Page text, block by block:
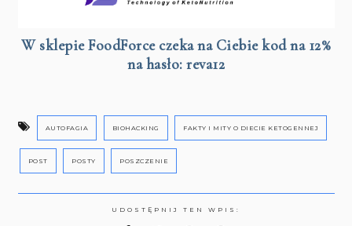
W sklepie FoodForce czeka na Ciebie kod na 12%
na hasło: reva12
AUTOFAGIA BIOHACKING FAKTY I MITY O DIECIE KETOGENNEJ
POST POSTY POSZCZENIE
UDOSTĘPNIJ TEN WPIS: